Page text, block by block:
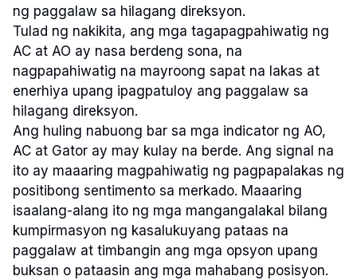
ng paggalaw sa hilagang direksyon.
Tulad ng nakikita, ang mga tagapagpahiwatig ng
AC at AO ay nasa berdeng sona, na
nagpapahiwatig na mayroong sapat na lakas at
enerhiya upang ipagpatuloy ang paggalaw sa
hilagang direksyon.
Ang huling nabuong bar sa mga indicator ng AO,
AC at Gator ay may kulay na berde. Ang signal na
ito ay maaaring magpahiwatig ng pagpapalakas ng
positibong sentimento sa merkado. Maaaring
isaalang-alang ito ng mga mangangalakal bilang
kumpirmasyon ng kasalukuyang pataas na
paggalaw at timbangin ang mga opsyon upang
buksan o pataasin ang mga mahabang posisyon.